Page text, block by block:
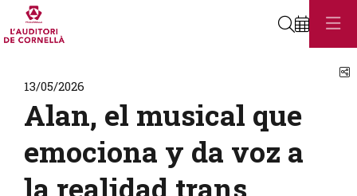
Buscar
13/05/2026
Alan, el musical que
emociona y da voz a
la realidad trans